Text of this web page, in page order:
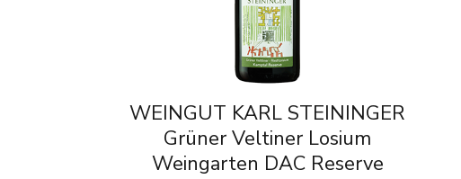
WEINGUT KARL STEININGER
Grüner Veltiner Losium
Weingarten DAC Reserve